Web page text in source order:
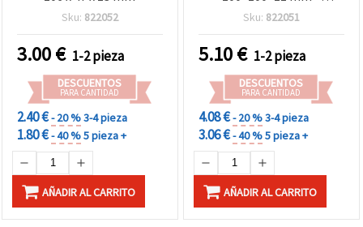
Sku: 822052
3.00€ 1-2 pieza
DESCUENTOS
PARA CANTIDAD
2.40 €- 20 %3-4 pieza
1.80 €- 40 %5 pieza +
AÑADIR AL CARRITO
flexible, reutilizable y
epoxi, yeso y arcilla
polimérica | DIY bolas y
decoraciones
Sku: 822051
5.10€ 1-2 pieza
DESCUENTOS
PARA CANTIDAD
4.08 €- 20 %3-4 pieza
3.06 €- 40 %5 pieza +
AÑADIR AL CARRITO